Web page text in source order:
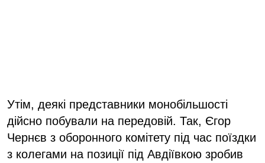
Утім, деякі представники монобільшості
дійсно побували на передовій. Так, Єгор
Чернєв з оборонного комітету під час поїздки
з колегами на позиції під Авдіївкою зробив